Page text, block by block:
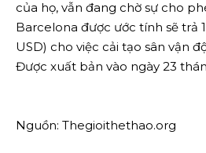
của họ, vẫn đang chờ sự cho
Barcelona được ước tính sẽ trả
USD) cho việc cải tạo sân vận
Được xuất bản vào ngày 23
Nguồn: Thegioithethao.org